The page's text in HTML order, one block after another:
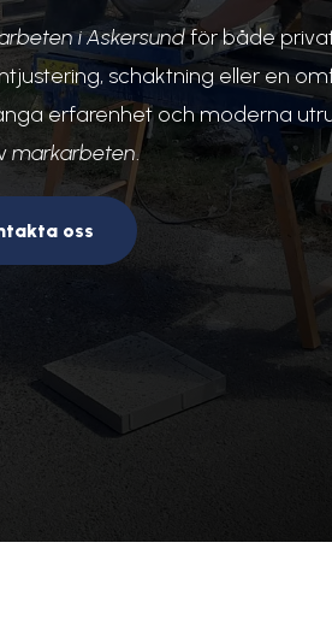
i Askersundför både
schaktning eller en
erfarenhet och moderna
markarbeten.
oss